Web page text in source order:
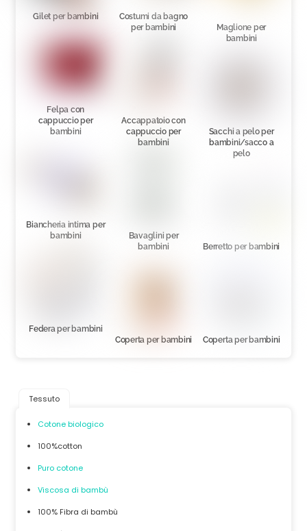
Gilet per bambini
Felpa con
cappuccio per
bambini
Biancheria intima per
bambini
Federa per bambini
Costumi da bagno
per bambini
Accappatoio con
cappuccio per
bambini
Bavaglini per
bambini
Coperta per bambini
Maglione per
bambini
Sacchi a pelo per
bambini/sacco a
pelo
Berretto per bambini
Coperta per bambini
Tessuto
Cotone biologico
100%cotton
Puro cotone
Viscosa di bambù
100% Fibra di bambù